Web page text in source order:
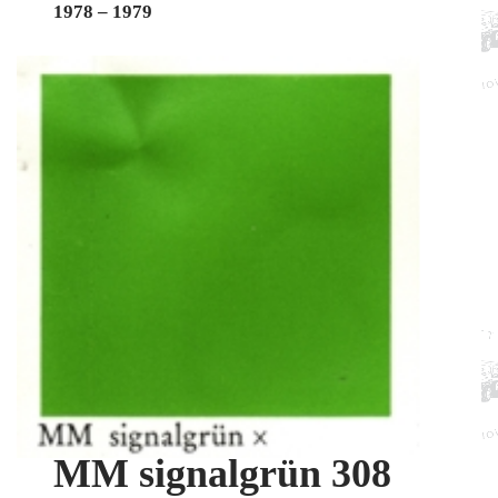
1978 – 1979
MM signalgrün 308